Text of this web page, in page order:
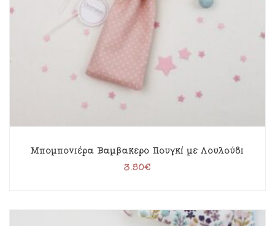
Μπομπονιέρα Βαμβακερό Πουγκί με Λουλούδι
3.50€